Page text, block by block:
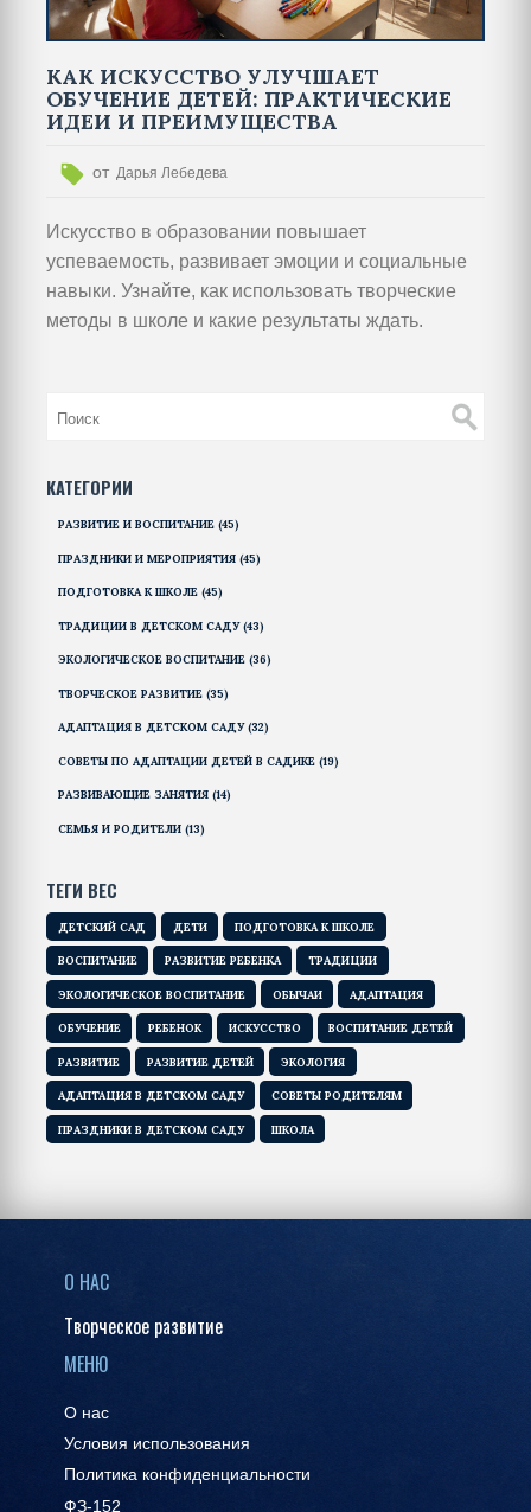
КАК ИСКУССТВО УЛУЧШАЕТ
ОБУЧЕНИЕ ДЕТЕЙ: ПРАКТИЧЕСКИЕ
ИДЕИ И ПРЕИМУЩЕСТВА
от Дарья Лебедева
Искусство в образовании повышает
успеваемость, развивает эмоции и социальные
навыки. Узнайте, как использовать творческие
методы в школе и какие результаты ждать.
КАТЕГОРИИ
РАЗВИТИЕ И ВОСПИТАНИЕ (45)
ПРАЗДНИКИ И МЕРОПРИЯТИЯ (45)
ПОДГОТОВКА К ШКОЛЕ (45)
ТРАДИЦИИ В ДЕТСКОМ САДУ(43)
ЭКОЛОГИЧЕСКОЕ ВОСПИТАНИЕ (36)
ТВОРЧЕСКОЕ РАЗВИТИЕ (35)
АДАПТАЦИЯ В ДЕТСКОМ САДУ(32)
СОВЕТЫ ПО АДАПТАЦИИ ДЕТЕЙ В САДИКЕ (19)
РАЗВИВАЮЩИЕ ЗАНЯТИЯ (14)
СЕМЬЯ И РОДИТЕЛИ (13)
ТЕГИ ВЕС
ДЕТСКИЙ САД ДЕТИ ПОДГОТОВКА К ШКОЛЕ
ВОСПИТАНИЕ РАЗВИТИЕ РЕБЕНКА ТРАДИЦИИ
ЭКОЛОГИЧЕСКОЕ ВОСПИТАНИЕ ОБЫЧАИ АДАПТАЦИЯ
ОБУЧЕНИЕ РЕБЕНОК ИСКУССТВО ВОСПИТАНИЕ ДЕТЕЙ
РАЗВИТИЕ РАЗВИТИЕ ДЕТЕЙ ЭКОЛОГИЯ
АДАПТАЦИЯ В ДЕТСКОМ САДУ СОВЕТЫ РОДИТЕЛЯМ
ПРАЗДНИКИ В ДЕТСКОМ САДУ ШКОЛА
О НАС
Творческое развитие
МЕНЮ
О нас
Условия использования
Политика конфиденциальности
ФЗ-152